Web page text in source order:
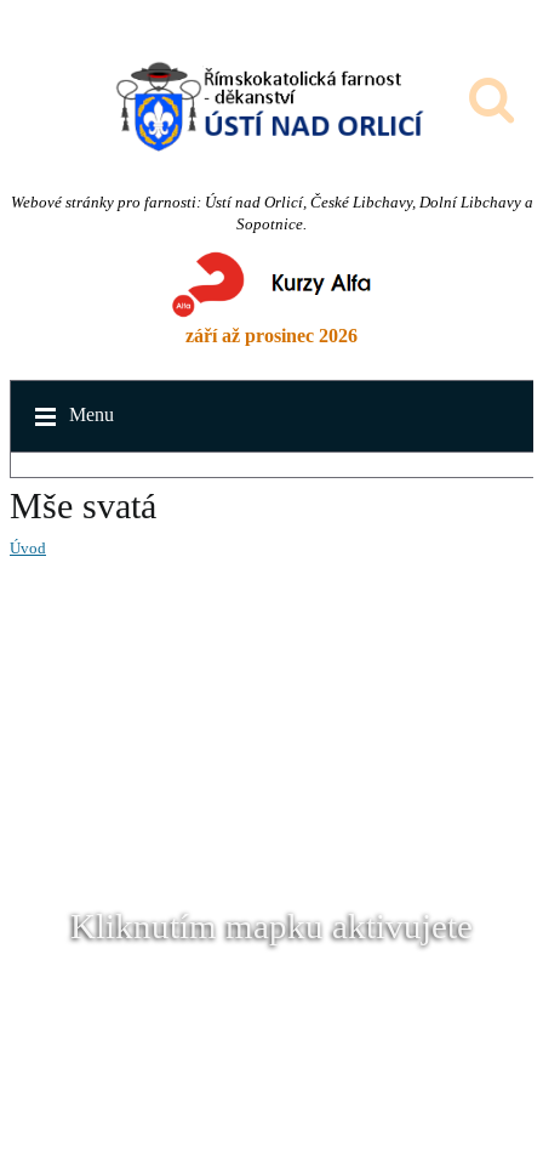
Webové stránky pro farnosti: Ústí nad Orlicí, České Libchavy, Dolní Libchavy a
Sopotnice.
září až prosinec 2026
Menu
Mše svatá
Úvod
Kliknutím mapku aktivujete